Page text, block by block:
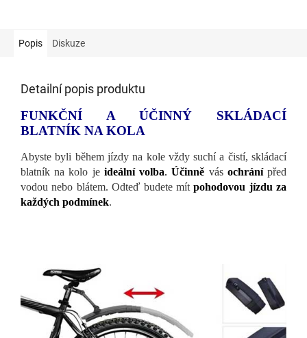
Popis Diskuze
Detailní popis produktu
FUNKČNÍ A ÚČINNÝ SKLÁDACÍ
BLATNÍK NA KOLA
Abyste byli během jízdy na kole vždy suchí a čistí, skládací
blatník na kolo je ideální volba.Účinně vás ochránípřed
vodou nebo blátem. Odteď budete mítpohodovou jízdu za
každých podmínek.